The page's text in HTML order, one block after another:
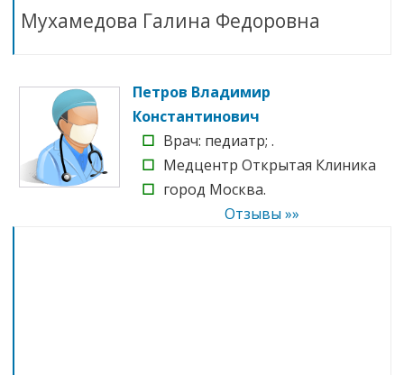
Мухамедова Галина Федоровна
Петров Владимир
Константинович
☐ Врач: педиатр; .
☐ Медцентр Открытая Клиника
☐ город Москва.
Отзывы »»